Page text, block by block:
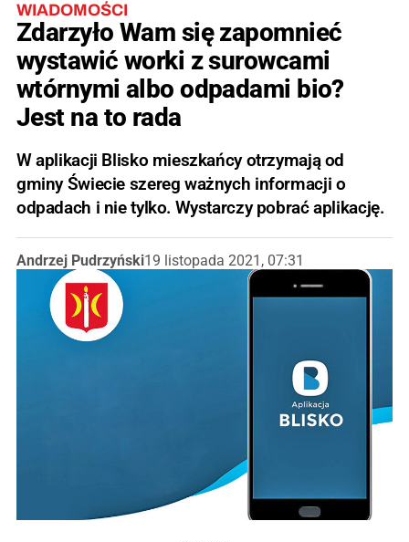
WIADOMOŚCI
Zdarzyło Wam się zapomnieć
wystawić worki z surowcami
wtórnymi albo odpadami bio?
Jest na to rada
W aplikacji Blisko mieszkańcy otrzymają od
gminy Świecie szereg ważnych informacji o
odpadach i nie tylko. Wystarczy pobrać aplikację.
Andrzej Pudrzyński19 listopada 2021, 07:31